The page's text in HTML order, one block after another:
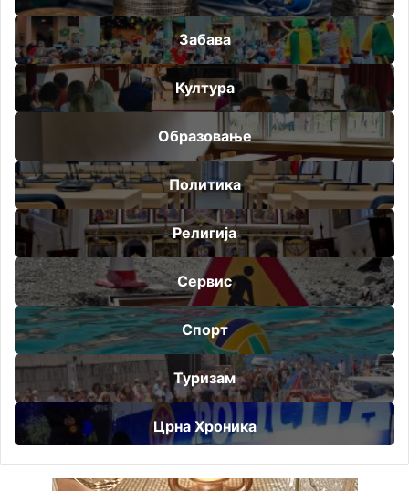
Забава
Култура
Образовање
Политика
Религија
Сервис
Спорт
Туризам
Црна Хроника